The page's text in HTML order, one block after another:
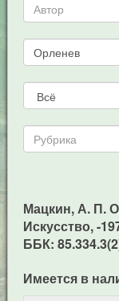
Мацкин, А. П.
Искусство, -
ББК:
Имеется в